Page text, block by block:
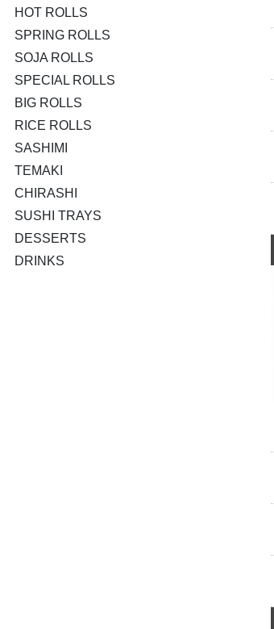
HOT ROLLS
SPRING ROLLS
SOJA ROLLS
SPECIAL ROLLS
BIG ROLLS
RICE ROLLS
SASHIMI
TEMAKI
CHIRASHI
SUSHI TRAYS
DESSERTS
DRINKS